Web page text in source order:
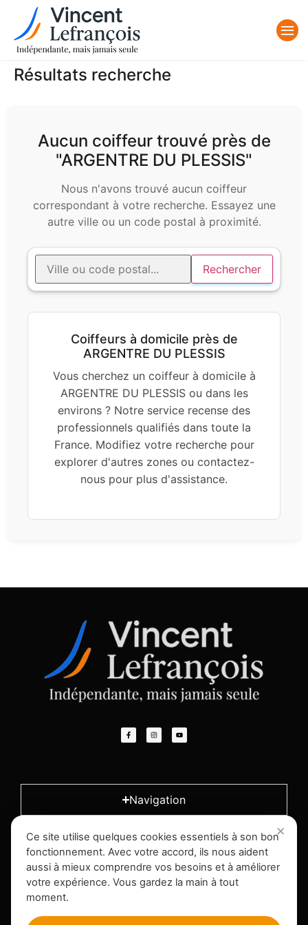
Résultats recherche
Aucun coiffeur trouvé près de
"ARGENTRE DU PLESSIS"
Nous n'avons trouvé aucun coiffeur
correspondant à votre recherche. Essayez une
autre ville ou un code postal à proximité.
Rechercher
Coiffeurs à domicile près de
ARGENTRE DU PLESSIS
Vous cherchez un coiffeur à domicile à
ARGENTRE DU PLESSIS ou dans les
environs ? Notre service recense des
professionnels qualifiés dans toute la
France. Modifiez votre recherche pour
explorer d'autres zones ou contactez-
nous pour plus d'assistance.
Navigation
L'entreprise
Infos légales
Ce site utilise quelques cookies essentiels à son bon
fonctionnement. Avec votre accord, ils nous aident
aussi à mieux comprendre vos besoins et à améliorer
votre expérience. Vous gardez la main à tout
moment.